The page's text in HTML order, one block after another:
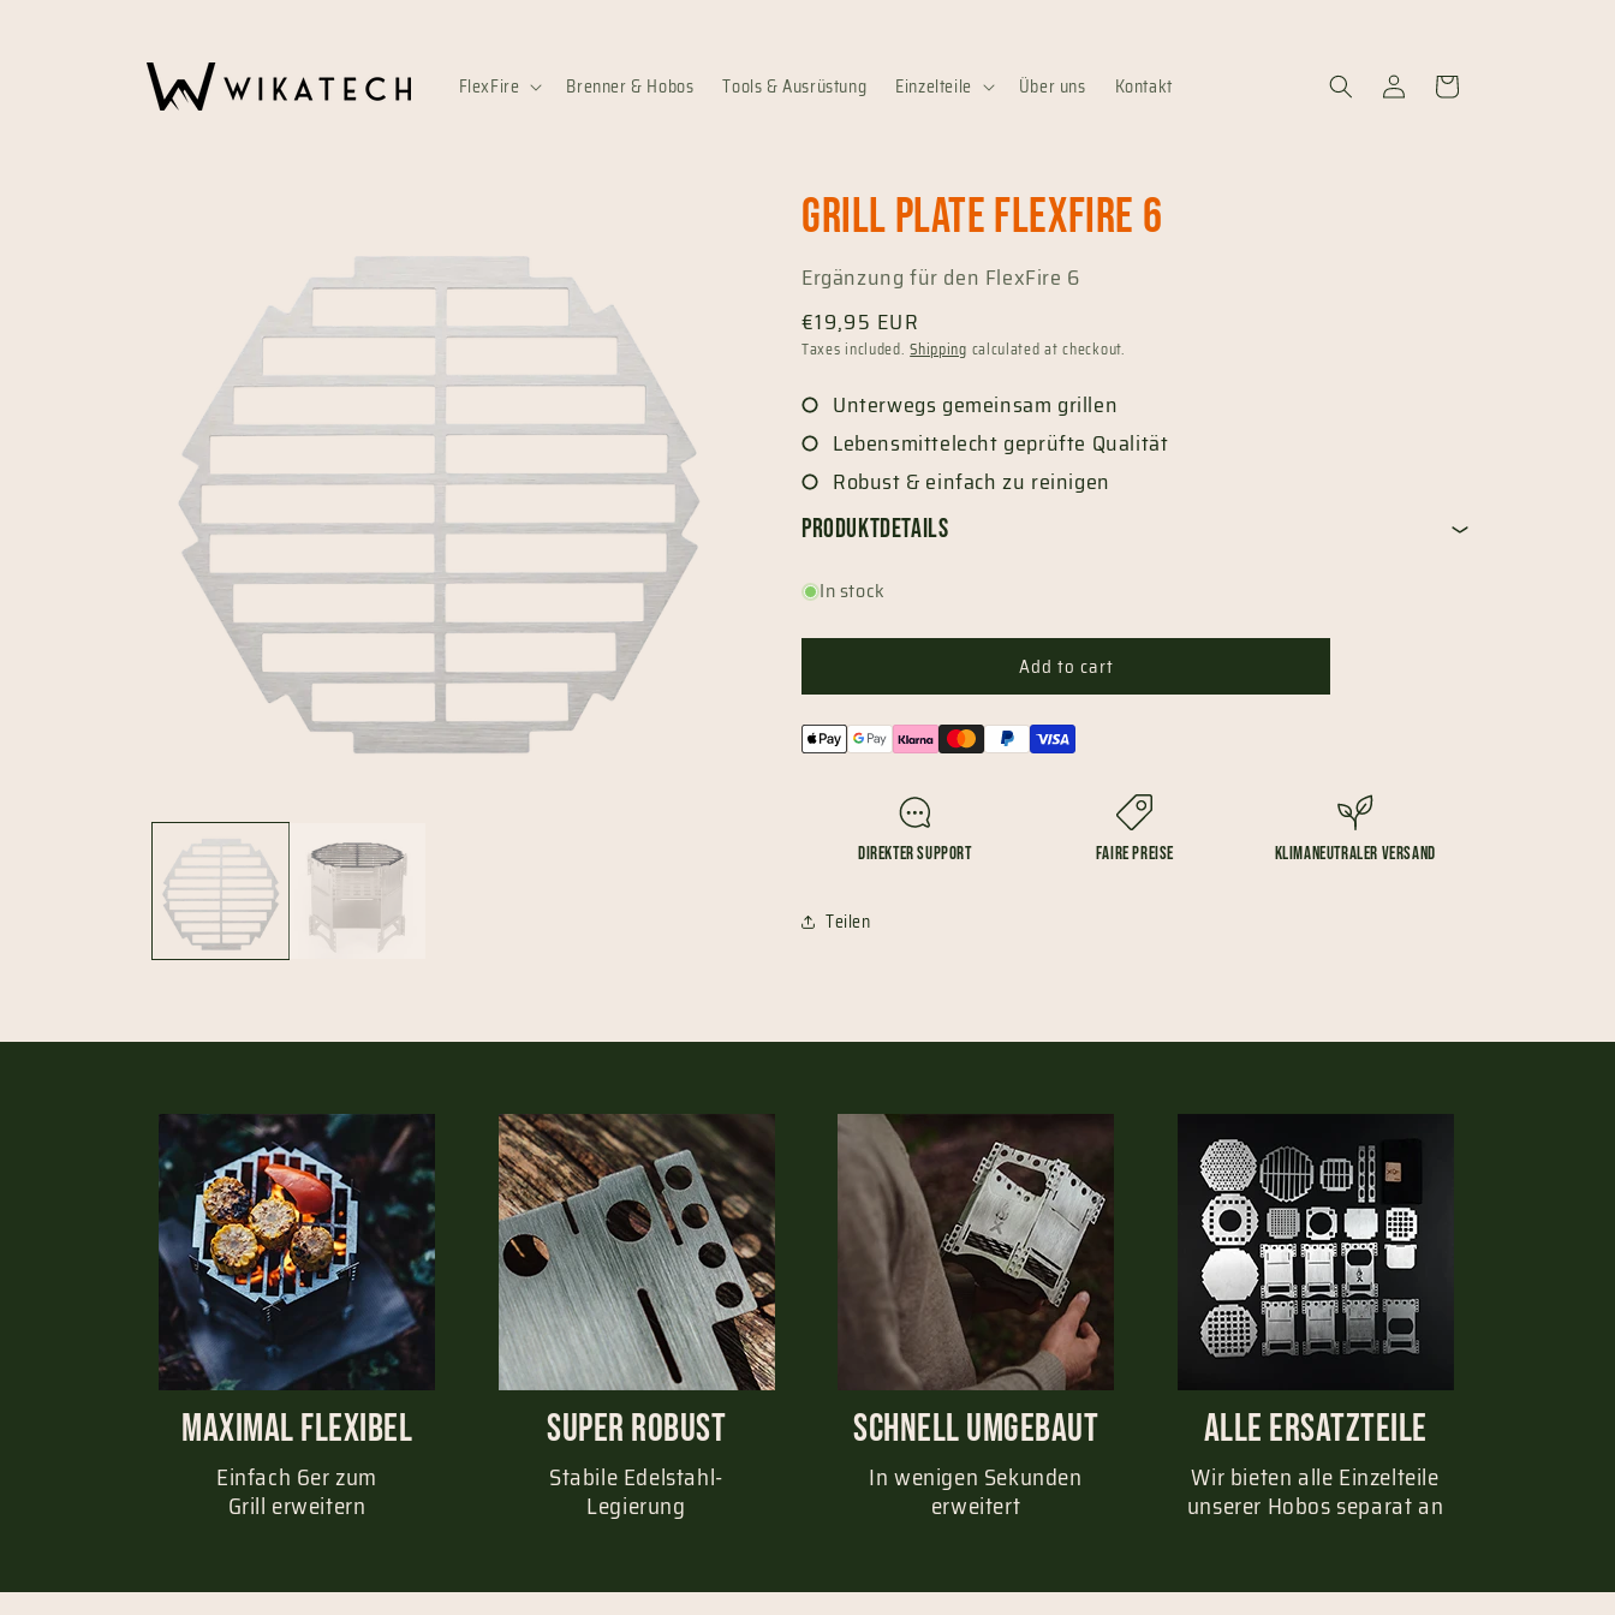
FlexFire Brenner & Hobos Tools & Ausrüstung Einzelteile Über uns Kontakt
Log
in
Cart
Grill plate FlexFire 6
Ergänzung für den FlexFire 6
Regular
price
€19,95 EUR
Taxes included.Shipping calculated at checkout.
Unterwegs gemeinsam grillen
Lebensmittelecht geprüfte Qualität
Robust & einfach zu reinigen
Produktdetails
In stock
Add to cart
Payment
Direkter Support Faire Preise Klimaneutraler Versand
Teilen
Maximal Flexibel
Einfach 6er zum
Grill erweitern
Super Robust
Stabile Edelstahl-
Legierung
schnell umgebaut
In wenigen Sekunden
erweitert
Alle Ersatzteile
Wir bieten alle Einzelteile
unserer Hobos separat an